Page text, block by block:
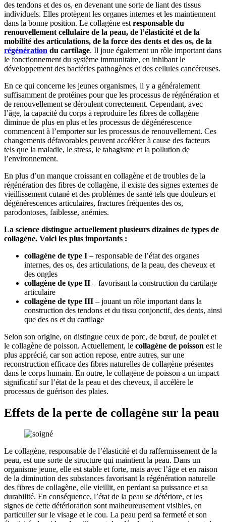
des tendons et des os, en devenant une sorte de liant des tissus
individuels. Elles protègent les organes internes et les maintiennent
dans la bonne position. Le collagène est responsable du
renouvellement cellulaire de la peau, de l’élasticité et de la
mobilité des articulations, de la force des dents et des os, de la
régénération du cartilage. Il joue également un rôle important dans
le fonctionnement du système immunitaire, en inhibant le
développement des bactéries pathogènes et des cellules cancéreuses.
En ce qui concerne les jeunes organismes, il y a généralement
suffisamment de protéines pour que les processus de régénération et
de renouvellement se déroulent correctement. Cependant, avec
l’âge, la capacité du corps à reproduire les fibres de collagène
diminue de plus en plus et les processus de dégénérescence
commencent à l’emporter sur les processus de renouvellement. Ces
changements défavorables peuvent accélérer à cause des facteurs
tels que la maladie, le stress, le tabagisme et la pollution de
l’environnement.
En plus d’un manque croissant en collagène et de troubles de la
régénération des fibres de collagène, il existe des signes externes de
vieillissement cutané et des problèmes de santé tels que douleurs et
dégénérescences articulaires, fractures fréquentes des os,
parodontoses, faiblesse, anémies.
La science distingue actuellement plusieurs dizaines de types de
collagène. Voici les plus importants :
collagène de type I – responsable de l’état des organes
internes, des os, des articulations, de la peau, des cheveux et
des ongles
collagène de type II – favorisant la construction du cartilage
articulaire
collagène de type III – jouant un rôle important dans la
construction des tendons et du tissu conjonctif, des dents, ainsi
que des os et du cartilage
Selon son origine, on distingue ceux de porc, de bœuf, de poulet et
le collagène de poisson. Actuellement, le collagène de poisson est le
plus apprécié, car son action repose, entre autres, sur une
reconstruction efficace des fibres naturelles de collagène présentes
dans le corps humain. En outre, le collagène de poisson a un impact
significatif sur l’état de la peau et des cheveux, il accélère le
processus de guérison des plaies.
Effets de la perte de collagène sur la peau
Le collagène, responsable de l’élasticité et du raffermissement de la
peau, est une sorte de structure qui maintient la peau. Dans un
organisme jeune, elle est stable et forte, mais avec l’âge et en raison
de la diminution des substances favorisant la régénération naturelle
des fibres de collagène, elle vieillit, en perdant sa puissance et sa
durabilité. En conséquence, l’état de la peau se détériore, et les
signes de cette détérioration sont malheureusement visibles, en
particulier sur le visage et le cou. La peau perd sa fermeté et son